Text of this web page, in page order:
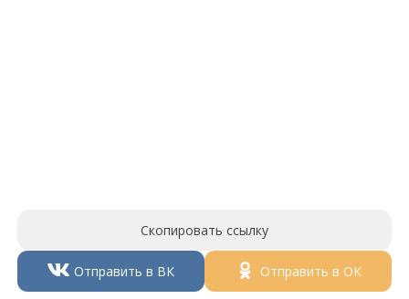
Скопировать ссылку
Отправить в ВК Отправить в ОК